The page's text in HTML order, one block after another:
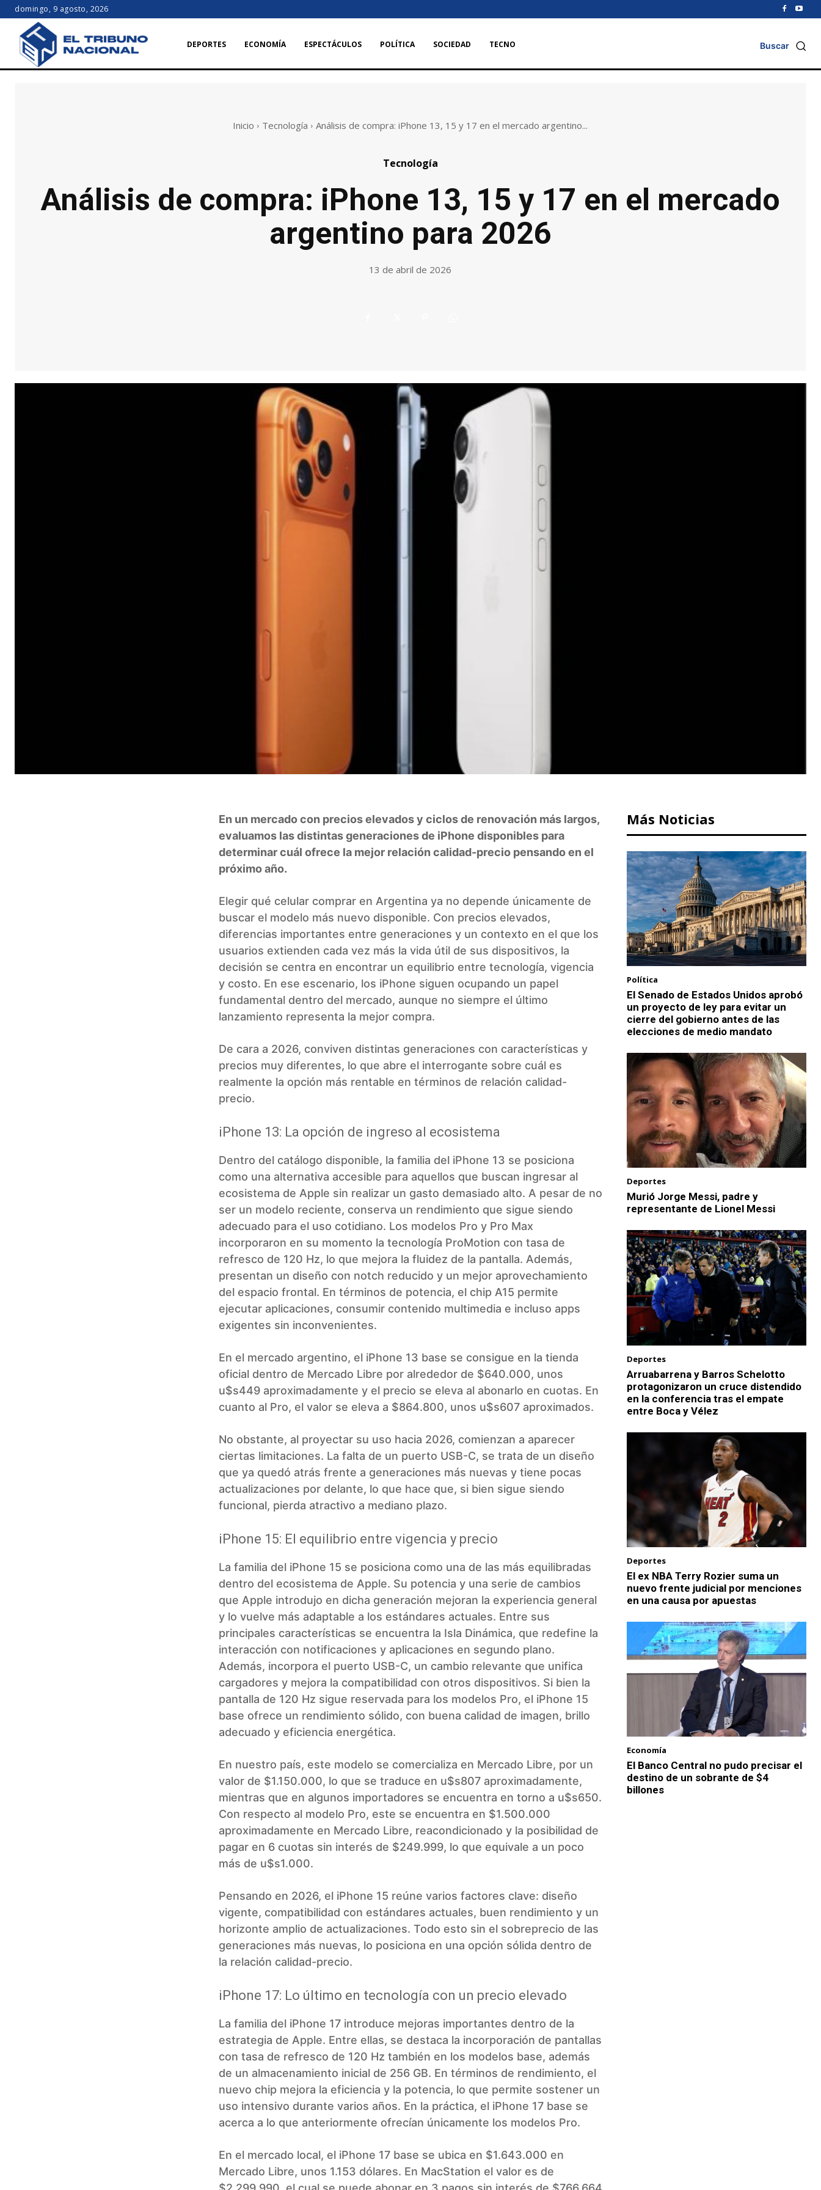
domingo, 9 agosto, 2026
DEPORTES ECONOMÍA ESPECTÁCULOS POLÍTICA SOCIEDAD TECNO Buscar
Inicio Tecnología Análisis de compra: iPhone 13, 15 y 17 en el mercado argentino...
Tecnología
Análisis de compra: iPhone 13, 15 y 17 en el mercado
argentino para 2026
13 de abril de 2026
En un mercado con precios elevados y ciclos de renovación más largos,
evaluamos las distintas generaciones de iPhone disponibles para
determinar cuál ofrece la mejor relación calidad-precio pensando en el
próximo año.
Elegir qué celular comprar en Argentina ya no depende únicamente de
buscar el modelo más nuevo disponible. Con precios elevados,
diferencias importantes entre generaciones y un contexto en el que los
usuarios extienden cada vez más la vida útil de sus dispositivos, la
decisión se centra en encontrar un equilibrio entre tecnología, vigencia
y costo. En ese escenario, los iPhone siguen ocupando un papel
fundamental dentro del mercado, aunque no siempre el último
lanzamiento representa la mejor compra.
De cara a 2026, conviven distintas generaciones con características y
precios muy diferentes, lo que abre el interrogante sobre cuál es
realmente la opción más rentable en términos de relación calidad-
precio.
iPhone 13: La opción de ingreso al ecosistema
Dentro del catálogo disponible, la familia del iPhone 13 se posiciona
como una alternativa accesible para aquellos que buscan ingresar al
ecosistema de Apple sin realizar un gasto demasiado alto. A pesar de no
ser un modelo reciente, conserva un rendimiento que sigue siendo
adecuado para el uso cotidiano. Los modelos Pro y Pro Max
incorporaron en su momento la tecnología ProMotion con tasa de
refresco de 120 Hz, lo que mejora la fluidez de la pantalla. Además,
presentan un diseño con notch reducido y un mejor aprovechamiento
del espacio frontal. En términos de potencia, el chip A15 permite
ejecutar aplicaciones, consumir contenido multimedia e incluso apps
exigentes sin inconvenientes.
En el mercado argentino, el iPhone 13 base se consigue en la tienda
oficial dentro de Mercado Libre por alrededor de $640.000, unos
u$s449 aproximadamente y el precio se eleva al abonarlo en cuotas. En
cuanto al Pro, el valor se eleva a $864.800, unos u$s607 aproximados.
No obstante, al proyectar su uso hacia 2026, comienzan a aparecer
ciertas limitaciones. La falta de un puerto USB-C, se trata de un diseño
que ya quedó atrás frente a generaciones más nuevas y tiene pocas
actualizaciones por delante, lo que hace que, si bien sigue siendo
funcional, pierda atractivo a mediano plazo.
iPhone 15: El equilibrio entre vigencia y precio
La familia del iPhone 15 se posiciona como una de las más equilibradas
dentro del ecosistema de Apple. Su potencia y una serie de cambios
que Apple introdujo en dicha generación mejoran la experiencia general
y lo vuelve más adaptable a los estándares actuales. Entre sus
principales características se encuentra la Isla Dinámica, que redefine la
interacción con notificaciones y aplicaciones en segundo plano.
Además, incorpora el puerto USB-C, un cambio relevante que unifica
cargadores y mejora la compatibilidad con otros dispositivos. Si bien la
pantalla de 120 Hz sigue reservada para los modelos Pro, el iPhone 15
base ofrece un rendimiento sólido, con buena calidad de imagen, brillo
adecuado y eficiencia energética.
En nuestro país, este modelo se comercializa en Mercado Libre, por un
valor de $1.150.000, lo que se traduce en u$s807 aproximadamente,
mientras que en algunos importadores se encuentra en torno a u$s650.
Con respecto al modelo Pro, este se encuentra en $1.500.000
aproximadamente en Mercado Libre, reacondicionado y la posibilidad de
pagar en 6 cuotas sin interés de $249.999, lo que equivale a un poco
más de u$s1.000.
Pensando en 2026, el iPhone 15 reúne varios factores clave: diseño
vigente, compatibilidad con estándares actuales, buen rendimiento y un
horizonte amplio de actualizaciones. Todo esto sin el sobreprecio de las
generaciones más nuevas, lo posiciona en una opción sólida dentro de
la relación calidad-precio.
iPhone 17: Lo último en tecnología con un precio elevado
La familia del iPhone 17 introduce mejoras importantes dentro de la
estrategia de Apple. Entre ellas, se destaca la incorporación de pantallas
con tasa de refresco de 120 Hz también en los modelos base, además
de un almacenamiento inicial de 256 GB. En términos de rendimiento, el
nuevo chip mejora la eficiencia y la potencia, lo que permite sostener un
uso intensivo durante varios años. En la práctica, el iPhone 17 base se
acerca a lo que anteriormente ofrecían únicamente los modelos Pro.
En el mercado local, el iPhone 17 base se ubica en $1.643.000 en
Mercado Libre, unos 1.153 dólares. En MacStation el valor es de
Más Noticias
Política
El Senado de Estados Unidos aprobó
un proyecto de ley para evitar un
cierre del gobierno antes de las
elecciones de medio mandato
Deportes
Murió Jorge Messi, padre y
representante de Lionel Messi
Deportes
Arruabarrena y Barros Schelotto
protagonizaron un cruce distendido
en la conferencia tras el empate
entre Boca y Vélez
Deportes
El ex NBA Terry Rozier suma un
nuevo frente judicial por menciones
en una causa por apuestas
Economía
El Banco Central no pudo precisar el
destino de un sobrante de $4
billones